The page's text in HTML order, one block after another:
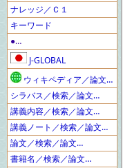
ナレッジ／Ｃ１
キーワード
●…
J-GLOBAL
ウィキペディア／論文…
シラバス／検索／論文…
講義内容／検索／論文…
講義ノート／検索／論文…
論文／検索／論文…
書籍名／検索／論文…